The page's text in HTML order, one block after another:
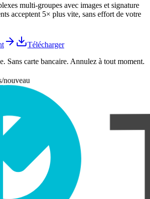
multi-groupes avec images et signature
acceptent 5× plus vite, sans effort de votre
Télécharger
Sans carte bancaire. Annulez à tout moment.
nouveau